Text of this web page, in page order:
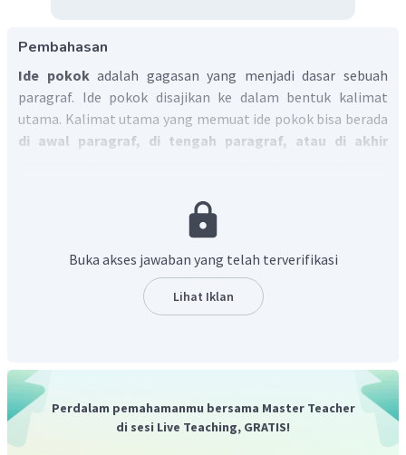
Pembahasan
Ide pokokadalah gagasan yang menjadi dasar sebuah
paragraf. Ide pokok disajikan ke dalam bentuk kalimat
utama. Kalimat utama yang memuat ide pokok bisa berada
di awal paragraf, di tengah paragraf, atau di akhir
Saat masih kecil, Ade Rai hanya seorang anak kecil
. Bahkan, bisa dibilang sangat kurus. Pada
Hingga remaja, berat badan Ade Rai hanya 55 kg dengan
Berdasarkan kutipan tersebut, maka dapat ditemukan
Buka akses jawaban yang telah terverifikasi
Lihat Iklan
Perdalam pemahamanmu bersama Master Teacher
di sesi Live Teaching, GRATIS!